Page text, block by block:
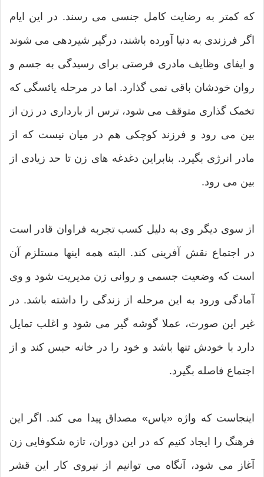
که کمتر به رضایت کامل جنسی می رسند. در این ایام
اگر فرزندی به دنیا آورده باشند، درگیر شیردهی می شوند
و ایفای وظایف مادری فرصتی برای رسیدگی به جسم و
روان خودشان باقی نمی گذارد. اما در مرحله یائسگی که
تخمک گذاری متوقف می شود، ترس از بارداری در زن از
بین می رود و فرزند کوچکی هم در میان نیست که از
مادر انرژی بگیرد. بنابراین دغدغه های زن تا حد زیادی از
بین می رود.
از سوی دیگر وی به دلیل کسب تجربه فراوان قادر است
در اجتماع نقش آفرینی کند. البته همه اینها مستلزم آن
است که وضعیت جسمی و روانی زن مدیریت شود و وی
آمادگی ورود به این مرحله از زندگی را داشته باشد. در
غیر این صورت، عملا گوشه گیر می شود و اغلب تمایل
دارد با خودش تنها باشد و خود را در خانه حبس کند و از
اجتماع فاصله بگیرد.
اینجاست که واژه «یاس» مصداق پیدا می کند. اگر این
فرهنگ را ایجاد کنیم که در این دوران، تازه شکوفایی زن
آغاز می شود، آنگاه می توانیم از نیروی کار این قشر